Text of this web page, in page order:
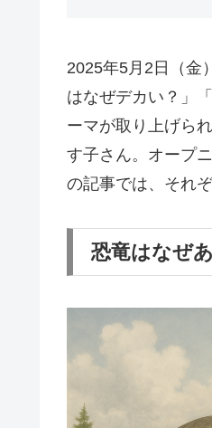
2025年5月2日（金
はなぜデカい？」
ーマが取り上げら
す子さん。オープ
の記事では、それ
恐竜はなぜ